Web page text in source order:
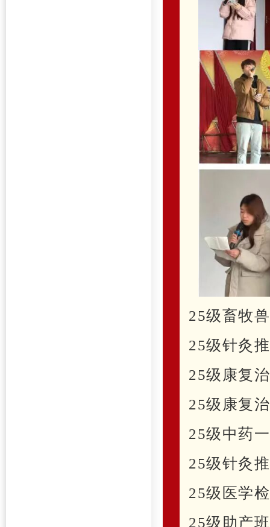
25级畜牧
25级针灸
25级康复
25级康复
25级中药
25级针灸
25级医学
25级助产